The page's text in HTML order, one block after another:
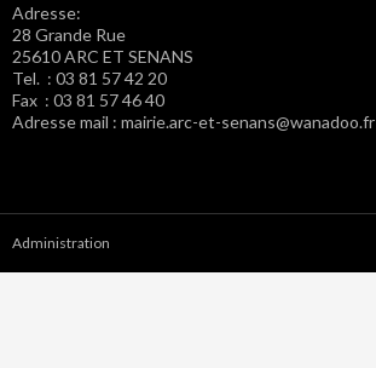
Adresse:
28 Grande Rue
25610 ARC ET SENANS
Tel. : 03 81 57 42 20
Fax : 03 81 57 46 40
Adresse mail : mairie.arc-et-senans@wanadoo.fr
Administration